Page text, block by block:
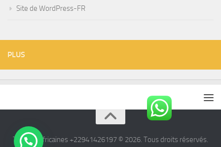
Site de WordPress-FR
PLUS
Tisanes Africaines +22941426197 © 2026. Tous droits réservés.